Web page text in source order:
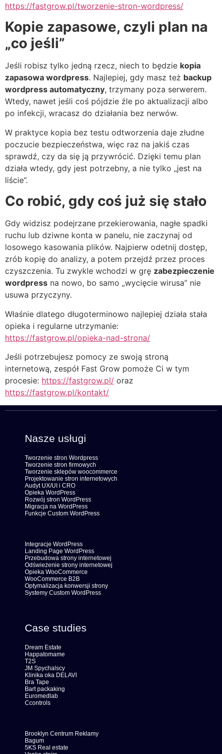
https://fastgrow.pl/tworzenie-stron-wordpress/
Kopie zapasowe, czyli plan na
„co jeśli”
Jeśli robisz tylko jedną rzecz, niech to będzie kopia
zapasowa wordpress. Najlepiej, gdy masz też backup
wordpress automatyczny, trzymany poza serwerem.
Wtedy, nawet jeśli coś pójdzie źle po aktualizacji albo
po infekcji, wracasz do działania bez nerwów.
W praktyce kopia bez testu odtworzenia daje złudne
poczucie bezpieczeństwa, więc raz na jakiś czas
sprawdź, czy da się ją przywrócić. Dzięki temu plan
działa wtedy, gdy jest potrzebny, a nie tylko „jest na
liście”.
Co robić, gdy coś już się stało
Gdy widzisz podejrzane przekierowania, nagłe spadki
ruchu lub dziwne konta w panelu, nie zaczynaj od
losowego kasowania plików. Najpierw odetnij dostęp,
zrób kopię do analizy, a potem przejdź przez proces
czyszczenia. Tu zwykle wchodzi w grę zabezpieczenie
wordpress na nowo, bo samo „wycięcie wirusa” nie
usuwa przyczyny.
Właśnie dlatego długoterminowo najlepiej działa stała
opieka i regularne utrzymanie:
https://fastgrow.pl/opieka-nad-strona/
Jeśli potrzebujesz pomocy ze swoją stroną
internetową, zespół Fast Grow pomoże Ci w tym
procesie: https://fastgrow.pl/ oraz
https://fastgrow.pl/kontakt/
Nasze usługi
Tworzenie stron Wordpress
Tworzenie stron firmowych
Tworzenie sklepów woocommerce
Projektowanie stron internetowych
Audyt UX/UI i CRO
Opieka WordPress
Rozwój stron WordPress
Migracja na WordPress
Funkcje Custom WordPress
Integracje WordPress
Landing Page WordPress
Przebudowa strony internetowej
Odświeżenie strony internetowej
Opieka WooCommerce
WooCommerce B2B
Optymalizacja konwersji strony
Systemy Custom WordPress
Case studies
Dream Estate
Happatomame
T2S
JM Spychalscy
Klinika oka DELAVI
Bra Tape
Bart packaking
Euromedlab
Ccontrols
Brooklyn Centrum Reklamy
Bagum
5KS Real estate